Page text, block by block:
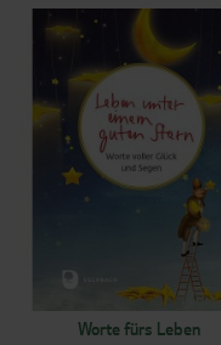
Worte fürs Leben